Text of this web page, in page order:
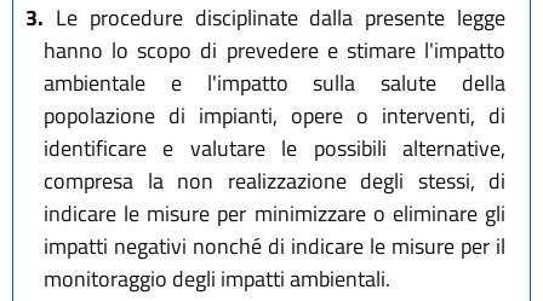
3. Le procedure disciplinate dalla presente legge
hanno lo scopo di prevedere e stimare l'impatto
ambientale e l'impatto sulla salute della
popolazione di impianti, opere o interventi, di
identificare e valutare le possibili alternative,
compresa la non realizzazione degli stessi, di
indicare le misure per minimizzare o eliminare gli
impatti negativi nonché di indicare le misure per il
monitoraggio degli impatti ambientali.